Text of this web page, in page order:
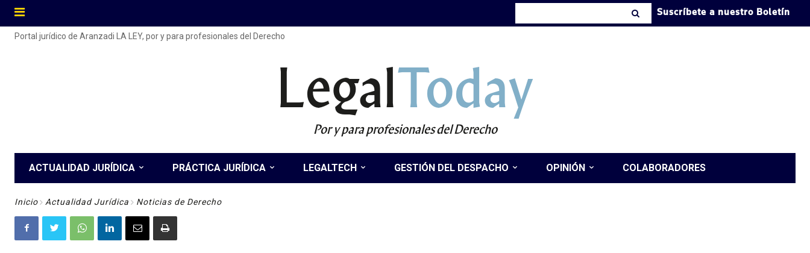
Suscríbete a nuestro Boletín
Portal jurídico de Aranzadi LA LEY, por y para profesionales del Derecho
LegalToday
Por y para profesionales del Derecho
ACTUALIDAD JURÍDICA PRÁCTICA JURÍDICA LEGALTECH GESTIÓN DEL DESPACHO OPINIÓN COLABORADORES
Inicio Actualidad Jurídica Noticias de Derecho